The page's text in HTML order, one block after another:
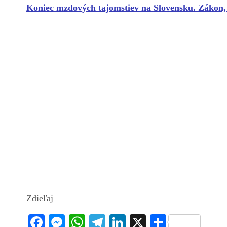
Koniec mzdových tajomstiev na Slovensku.
Zdieľaj
Fa M
W
Te
Li
X S